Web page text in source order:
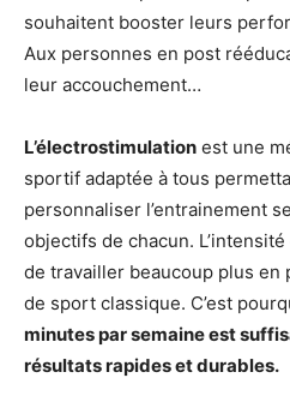
souhaitent booster leurs
Aux personnes en post
leur accouchement…
L’électrostimulation est une
sportif adaptée à tous
personnaliser l’entrainement
objectifs de chacun.
de travailler beaucoup plus en
de sport classique. C’est
minutes par semaine est
résultats rapides et durables.